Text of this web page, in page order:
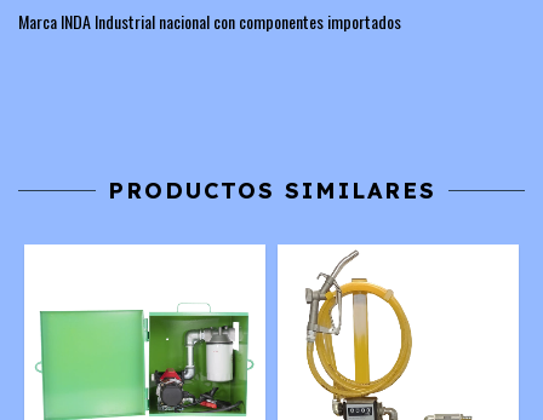
Marca INDA Industrial nacional con componentes importados
PRODUCTOS SIMILARES